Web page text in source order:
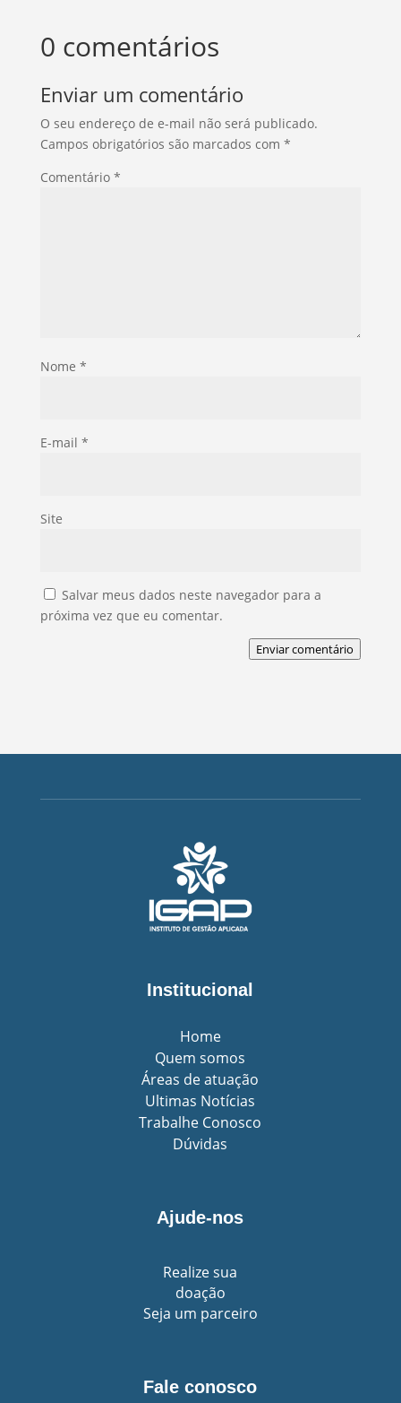
0 comentários
Enviar um comentário
O seu endereço de e-mail não será publicado.
Campos obrigatórios são marcados com *
Comentário *
Nome *
E-mail *
Site
Salvar meus dados neste navegador para a
próxima vez que eu comentar.
Enviar comentário
Institucional
Home
Quem somos
Áreas de atuação
Ultimas Notícias
Trabalhe Conosco
Dúvidas
Ajude-nos
Realize sua
doação
Seja um parceiro
Fale conosco